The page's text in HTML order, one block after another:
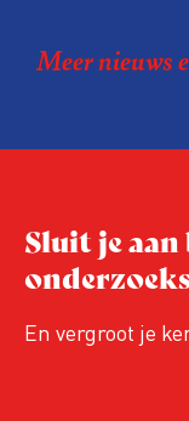
expertise te
was voor het
Meer nieuws
Sluit je
En vergroot je